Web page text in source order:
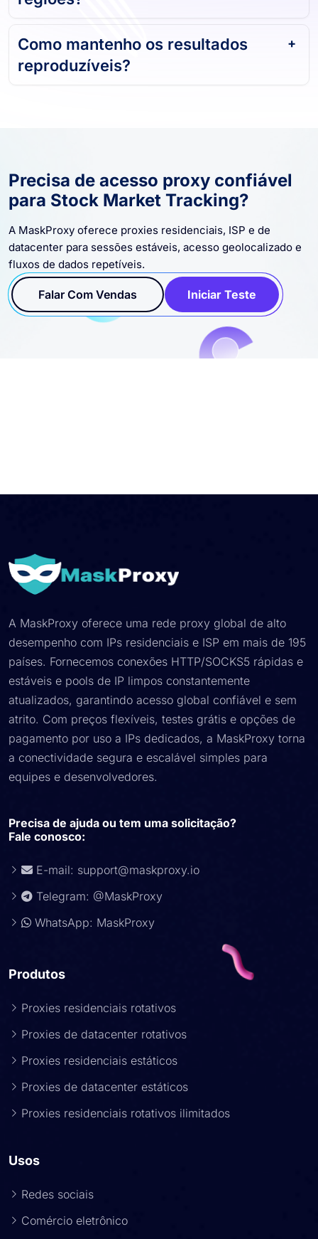
Como mantenho os resultados
Precisa de acesso proxy confiável
para Stock Market Tracking?
A MaskProxy oferece proxies residenciais, ISP e de
datacenter para sessões estáveis, acesso geolocalizado e
fluxos de dados repetíveis.
Falar Com Vendas Iniciar Teste
A MaskProxy oferece uma rede proxy global de alto
desempenho com IPs residenciais e ISP em mais de 195
países. Fornecemos conexões HTTP/SOCKS5 rápidas e
estáveis e pools de IP limpos constantemente
atualizados, garantindo acesso global confiável e sem
atrito. Com preços flexíveis, testes grátis e opções de
pagamento por uso a IPs dedicados, a MaskProxy torna
a conectividade segura e escalável simples para
equipes e desenvolvedores.
Precisa de ajuda ou tem uma solicitação?
Fale conosco:
E-mail: support@maskproxy.io
Telegram: @MaskProxy
WhatsApp: MaskProxy
Produtos
Proxies residenciais rotativos
Proxies de datacenter rotativos
Proxies residenciais estáticos
Proxies de datacenter estáticos
Proxies residenciais rotativos ilimitados
Usos
Redes sociais
Comércio eletrônico